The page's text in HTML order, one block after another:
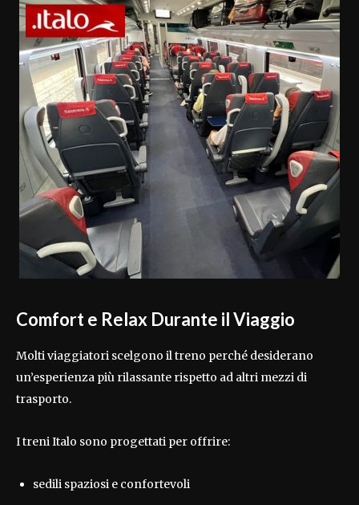
Comfort e Relax Durante il Viaggio
Molti viaggiatori scelgono il treno perché desiderano
un’esperienza più rilassante rispetto ad altri mezzi di
trasporto.
I treni Italo sono progettati per offrire:
sedili spaziosi e confortevoli